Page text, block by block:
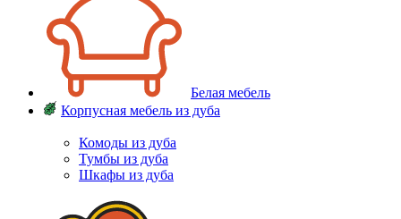
Белая мебель
Корпусная мебель из дуба
Комоды из дуба
Тумбы из дуба
Шкафы из дуба